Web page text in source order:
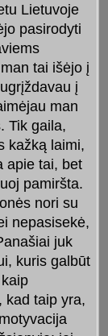
Lietuvoje
pasirodyti
tai išėjo į
į
man
Tik gaila,
kažką laimi,
apie tai, bet
pamiršta.
nori su
nepasisekė,
juk
kuris galbūt
kad taip yra,